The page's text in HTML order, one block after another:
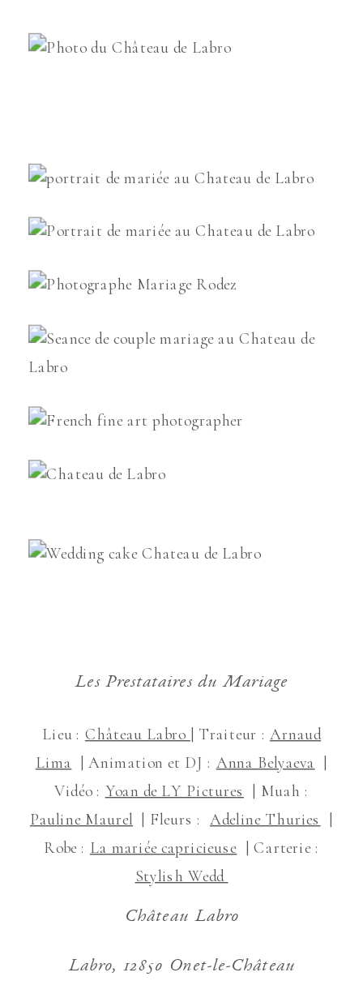
Les Prestataires du Mariage
Lieu : Château Labro | Traiteur : Arnaud
Lima | Animation et DJ : Anna Belyaeva |
Vidéo : Yoan de LY Pictures | Muah :
Pauline Maurel | Fleurs : Adeline Thuries
|
Robe : La mariée capricieuse | Carterie :
Stylish Wedd
Château Labro
Labro, 12850 Onet-le-Château